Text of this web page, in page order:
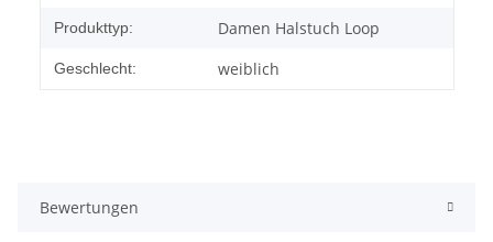
Produkttyp: Damen Halstuch Loop
Geschlecht: weiblich
Bewertungen